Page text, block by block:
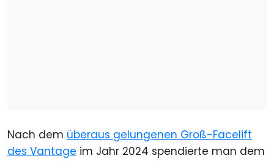
Nach dem überaus gelungenen Groß-Facelift
des Vantage im Jahr 2024 spendierte man dem